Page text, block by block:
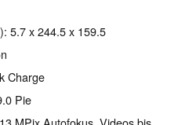
5.7 x 244.5 x 159.5
Charge
Pie